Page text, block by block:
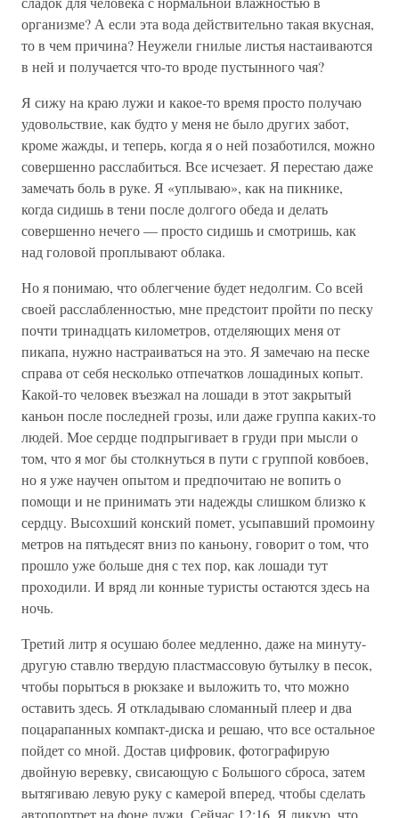
организме? А если эта вода действительно такая вкусная,
то в чем причина? Неужели гнилые листья настаиваются
в ней и получается что-то вроде пустынного чая?
Я сижу на краю лужи и какое-то время просто получаю
удовольствие, как будто у меня не было других забот,
кроме жажды, и теперь, когда я о ней позаботился, можно
совершенно расслабиться. Все исчезает. Я перестаю даже
замечать боль в руке. Я «уплываю», как на пикнике,
когда сидишь в тени после долгого обеда и делать
совершенно нечего — просто сидишь и смотришь, как
над головой проплывают облака.
Но я понимаю, что облегчение будет недолгим. Со всей
своей расслабленностью, мне предстоит пройти по песку
почти тринадцать километров, отделяющих меня от
пикапа, нужно настраиваться на это. Я замечаю на песке
справа от себя несколько отпечатков лошадиных копыт.
Какой-то человек въезжал на лошади в этот закрытый
каньон после последней грозы, или даже группа каких-то
людей. Мое сердце подпрыгивает в груди при мысли о
том, что я мог бы столкнуться в пути с группой ковбоев,
но я уже научен опытом и предпочитаю не вопить о
помощи и не принимать эти надежды слишком близко к
сердцу. Высохший конский помет, усыпавший промоину
метров на пятьдесят вниз по каньону, говорит о том, что
прошло уже больше дня с тех пор, как лошади тут
проходили. И вряд ли конные туристы остаются здесь на
ночь.
Третий литр я осушаю более медленно, даже на минуту-
другую ставлю твердую пластмассовую бутылку в песок,
чтобы порыться в рюкзаке и выложить то, что можно
оставить здесь. Я откладываю сломанный плеер и два
поцарапанных компакт-диска и решаю, что все остальное
пойдет со мной. Достав цифровик, фотографирую
двойную веревку, свисающую с Большого сброса, затем
вытягиваю левую руку с камерой вперед, чтобы сделать
автопортрет на фоне лужи. Сейчас 12:16. Я ликую, что